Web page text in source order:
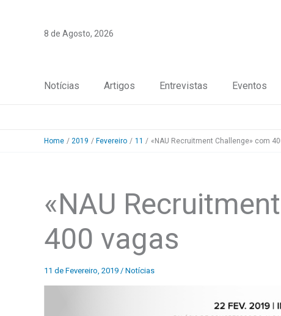
8 de Agosto, 2026
Notícias Artigos Entrevistas Eventos
Home 2019 Fevereiro 11 «NAU Recruitment Challenge» com
«NAU
400 vagas
11 de Fevereiro, 2019 / Notícias